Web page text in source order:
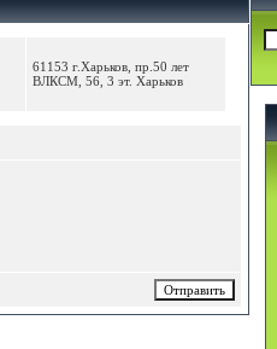
61153 г.Харьков, пр.50 лет
ВЛКСМ, 56, 3 эт. Харьков